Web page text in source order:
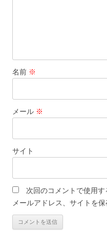
名前 ※
メール ※
サイト
次回のコメントで使用す
メールアドレス、サイトを保